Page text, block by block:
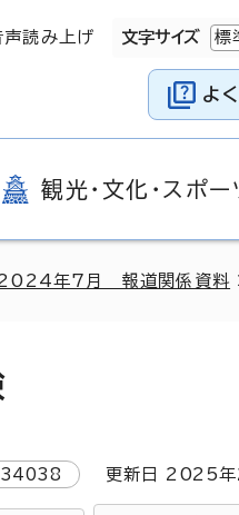
声読み上げ 文字サイズ 標
よ
観光・文化・スポー
年7月 報道関係資料
更新日 2025